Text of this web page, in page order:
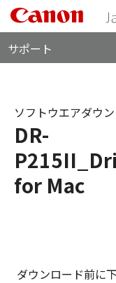
サポート
DR-
for Mac
ソフトウエアダウ
ダウンロード前に